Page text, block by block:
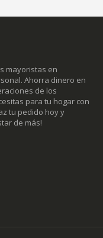
mayoristas en
Ahorra dinero en
de los
para tu hogar con
tu pedido hoy y
de más!